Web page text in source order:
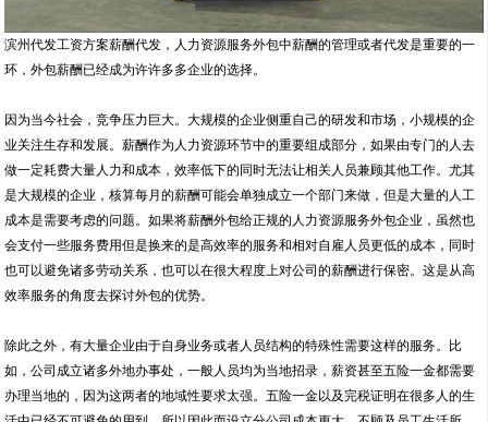
滨州代发工资方案薪酬代发，人力资源服务外包中薪酬的管理或者代发是重要的一
环，外包薪酬已经成为许许多多企业的选择。
因为当今社会，竞争压力巨大。大规模的企业侧重自己的研发和市场，小规模的企
业关注生存和发展。薪酬作为人力资源环节中的重要组成部分，如果由专门的人去
做一定耗费大量人力和成本，效率低下的同时无法让相关人员兼顾其他工作。尤其
是大规模的企业，核算每月的薪酬可能会单独成立一个部门来做，但是大量的人工
成本是需要考虑的问题。如果将薪酬外包给正规的人力资源服务外包企业，虽然也
会支付一些服务费用但是换来的是高效率的服务和相对自雇人员更低的成本，同时
也可以避免诸多劳动关系，也可以在很大程度上对公司的薪酬进行保密。这是从高
效率服务的角度去探讨外包的优势。
除此之外，有大量企业由于自身业务或者人员结构的特殊性需要这样的服务。比
如，公司成立诸多外地办事处，一般人员均为当地招录，薪资甚至五险一金都需要
办理当地的，因为这两者的地域性要求太强。五险一金以及完税证明在很多人的生